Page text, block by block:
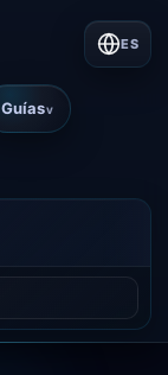
Guíasv
ES